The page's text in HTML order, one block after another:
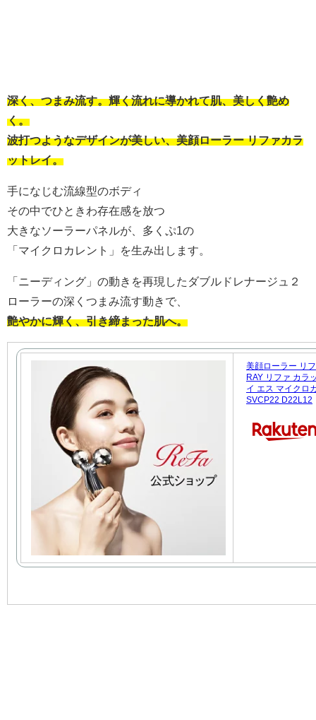
深く、つまみ流す。輝く流れに導かれて肌、美しく艶め
く。
波打つようなデザインが美しい、美顔ローラー リファカラ
ットレイ。
手になじむ流線型のボディ
その中でひときわ存在感を放つ
大きなソーラーパネルが、多くぷ1の
「マイクロカレント」を生み出します。
「ニーディング」の動きを再現したダブルドレナージュ２
ローラーの深くつまみ流す動きで、
艶やかに輝く、引き締まった肌へ。
美顔ローラー リ
RAY リファ カラ
イ エス マイクロ
SVCP22 D22L12